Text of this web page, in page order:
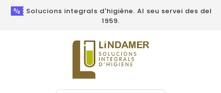
Solucions integrals d'higiène. Al seu servei des del
1959.